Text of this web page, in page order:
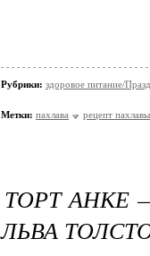
Рубрики: здоровое питание/
Метки: пахлава рецепт пахлавы
ТОРТ АНКЕ
ЛЬВА